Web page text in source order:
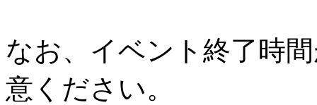
なお、イベント終了時
意ください。